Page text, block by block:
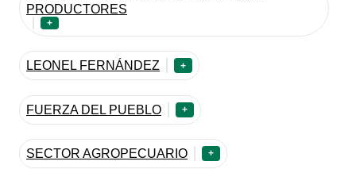
PRODUCTORES
+
LEONEL FERNÁNDEZ +
FUERZA DEL PUEBLO +
SECTOR AGROPECUARIO +